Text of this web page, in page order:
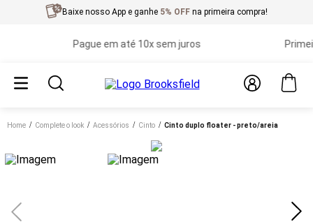
Baixe nosso App e ganhe 5% OFF na primeira compra!
Pague em até 10x sem juros Primeira
Home complete o look acessórios cinto cinto duplo floater - preto/areia